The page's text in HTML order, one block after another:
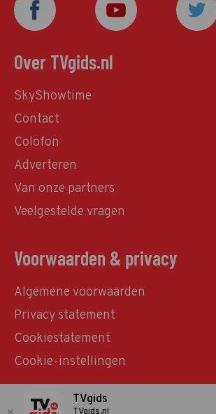
Over TVgids.nl
SkyShowtime
Contact
Colofon
Adverteren
Van onze partners
Veelgestelde vragen
Voorwaarden & privacy
Algemene voorwaarden
Privacy statement
Cookiestatement
Cookie-instellingen
© TVgids.nl 2026 - All rights
TVgids